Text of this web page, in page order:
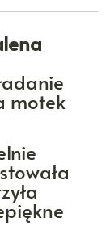
motek